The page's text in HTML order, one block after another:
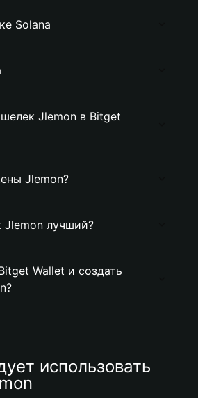
Solana
Jlemon в Bitget
Jlemon?
Jlemon лучший?
Wallet и создать
использовать